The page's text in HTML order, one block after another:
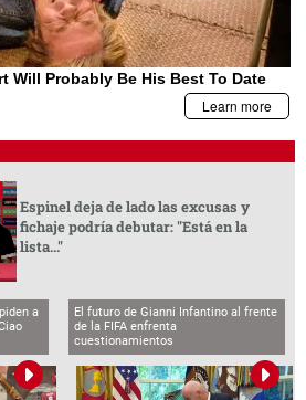
Espinel deja de lado las excusas y
fichaje podría debutar: "Está en la
lista..."
a
El futuro de Gianni Infantino al frente
de la FIFA enfrenta
cuestionamientos